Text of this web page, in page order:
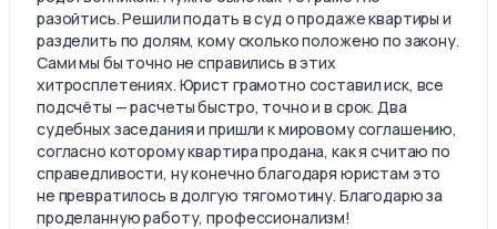
разойтись. Решили подать в суд о продаже квартиры и
разделить по долям, кому сколько положено по закону.
Сами мы бы точно не справились в этих
хитросплетениях. Юрист грамотно составил иск, все
подсчёты — расчеты быстро, точно и в срок. Два
судебных заседания и пришли к мировому соглашению,
согласно которому квартира продана, как я считаю по
справедливости, ну конечно благодаря юристам это
не превратилось в долгую тягомотину. Благодарю за
проделанную работу, профессионализм!